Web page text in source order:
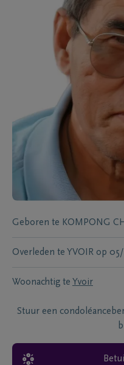
Geboren te KOMPONG
Overleden te YVOIR op
Woonachtig te Yvoir
Stuur een